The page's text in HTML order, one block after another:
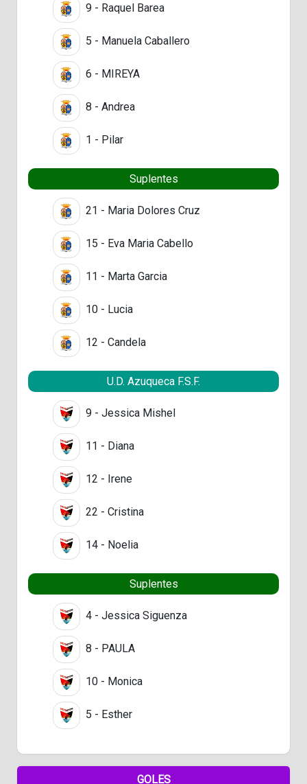
9 - Raquel Barea
5 - Manuela Caballero
6 - MIREYA
8 - Andrea
1 - Pilar
Suplentes
21 - Maria Dolores Cruz
15 - Eva Maria Cabello
11 - Marta Garcia
10 - Lucia
12 - Candela
U.D. Azuqueca F.S.F.
9 - Jessica Mishel
11 - Diana
12 - Irene
22 - Cristina
14 - Noelia
Suplentes
4 - Jessica Siguenza
8 - PAULA
10 - Monica
5 - Esther
GOLES